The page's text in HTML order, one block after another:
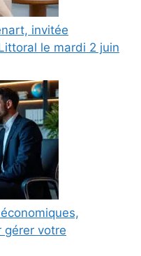
invitée
le mardi 2 juin
gérer votre